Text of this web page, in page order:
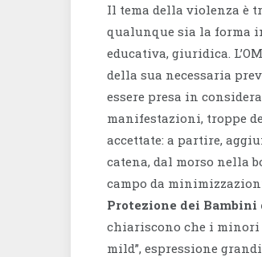
Il tema della violenza è
qualunque sia la forma
educativa, giuridica.
della sua necessaria
essere presa in
manifestazioni, troppe
accettate: a partire,
catena, dal morso nella
campo da
Protezione dei
chiariscono che i minori
mild”, espressione